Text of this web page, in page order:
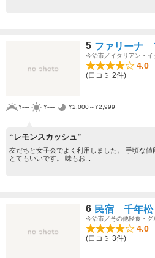
5 ファリーナ
今治市／イタリアン・イ
4.0
(口コミ 2件)
¥---- ¥---- ¥2,000～¥2,999
“レモンスカッシュ”
友だちと女子会でよく利用しました。 手頃な
とてもいいです。 味もお...
6 民宿 千年松
今治市／その他軽食・グ
4.0
(口コミ 3件)